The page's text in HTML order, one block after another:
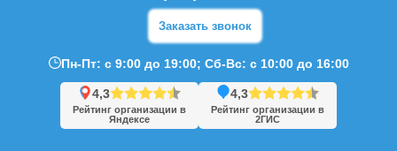
Заказать звонок
Пн-Пт: с 9:00 до 19:00; Сб-Вс: с 10:00 до 16:00
4,3
Рейтинг организации в
Яндексе
4,3
Рейтинг организации в
2ГИС